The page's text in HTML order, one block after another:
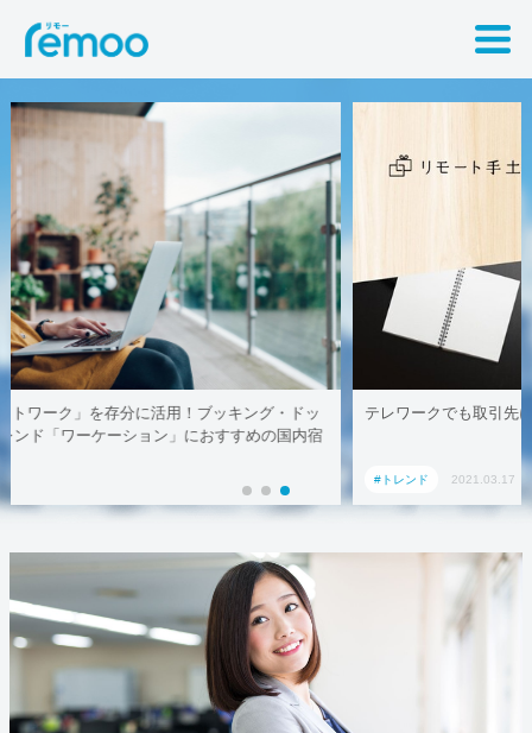
テレワークでも取引先に贈れる「リモート手土産」、AoyamaLab